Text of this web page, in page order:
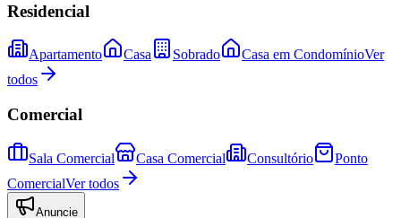
Residencial
Apartamento Casa Sobrado Casa em CondomínioVer
todos
Comercial
Sala Comercial Casa Comercial Consultório
Ponto
ComercialVer todos
Anuncie